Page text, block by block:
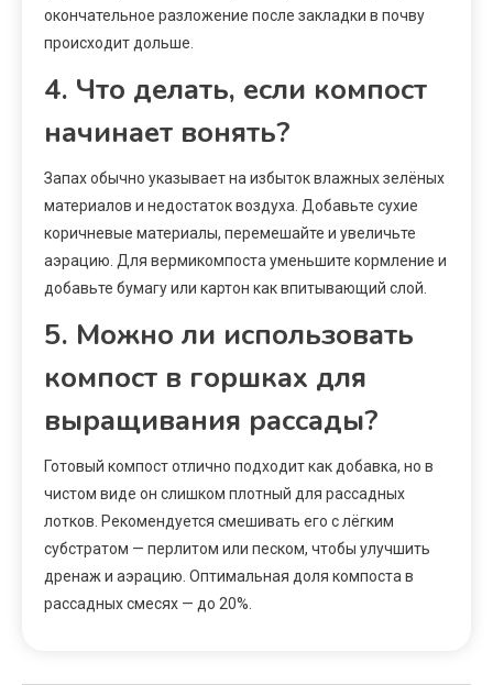
окончательное разложение после закладки в почву
происходит дольше.
4. Что делать, если компост
начинает вонять?
Запах обычно указывает на избыток влажных зелёных
материалов и недостаток воздуха. Добавьте сухие
коричневые материалы, перемешайте и увеличьте
аэрацию. Для вермикомпоста уменьшите кормление и
добавьте бумагу или картон как впитывающий слой.
5. Можно ли использовать
компост в горшках для
выращивания рассады?
Готовый компост отлично подходит как добавка, но в
чистом виде он слишком плотный для рассадных
лотков. Рекомендуется смешивать его с лёгким
субстратом — перлитом или песком, чтобы улучшить
дренаж и аэрацию. Оптимальная доля компоста в
рассадных смесях — до 20%.